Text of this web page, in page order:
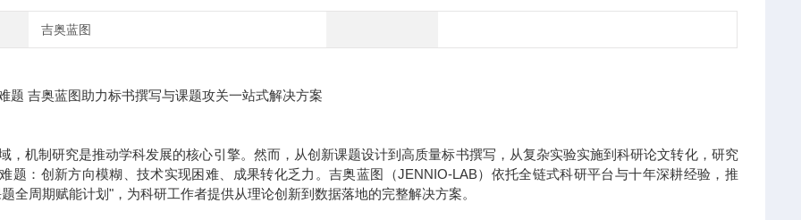
吉奥蓝图
题 吉奥蓝图助力标书撰写与课题攻关一站式解决方案
，机制研究是推动学科发展的核心引擎。然而，从创新课题设计到高质量标书撰写，从复杂实验实施到科研论文转化，研究
题：创新方向模糊、技术实现困难、成果转化乏力。吉奥蓝图（JENNIO-LAB）依托全链式科研平台与十年深耕经验，推
全周期赋能计划"，为科研工作者提供从理论创新到数据落地的完整解决方案。